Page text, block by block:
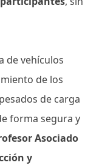
de vehículos
de los
​​de carga
forma segura y
Asociado
y